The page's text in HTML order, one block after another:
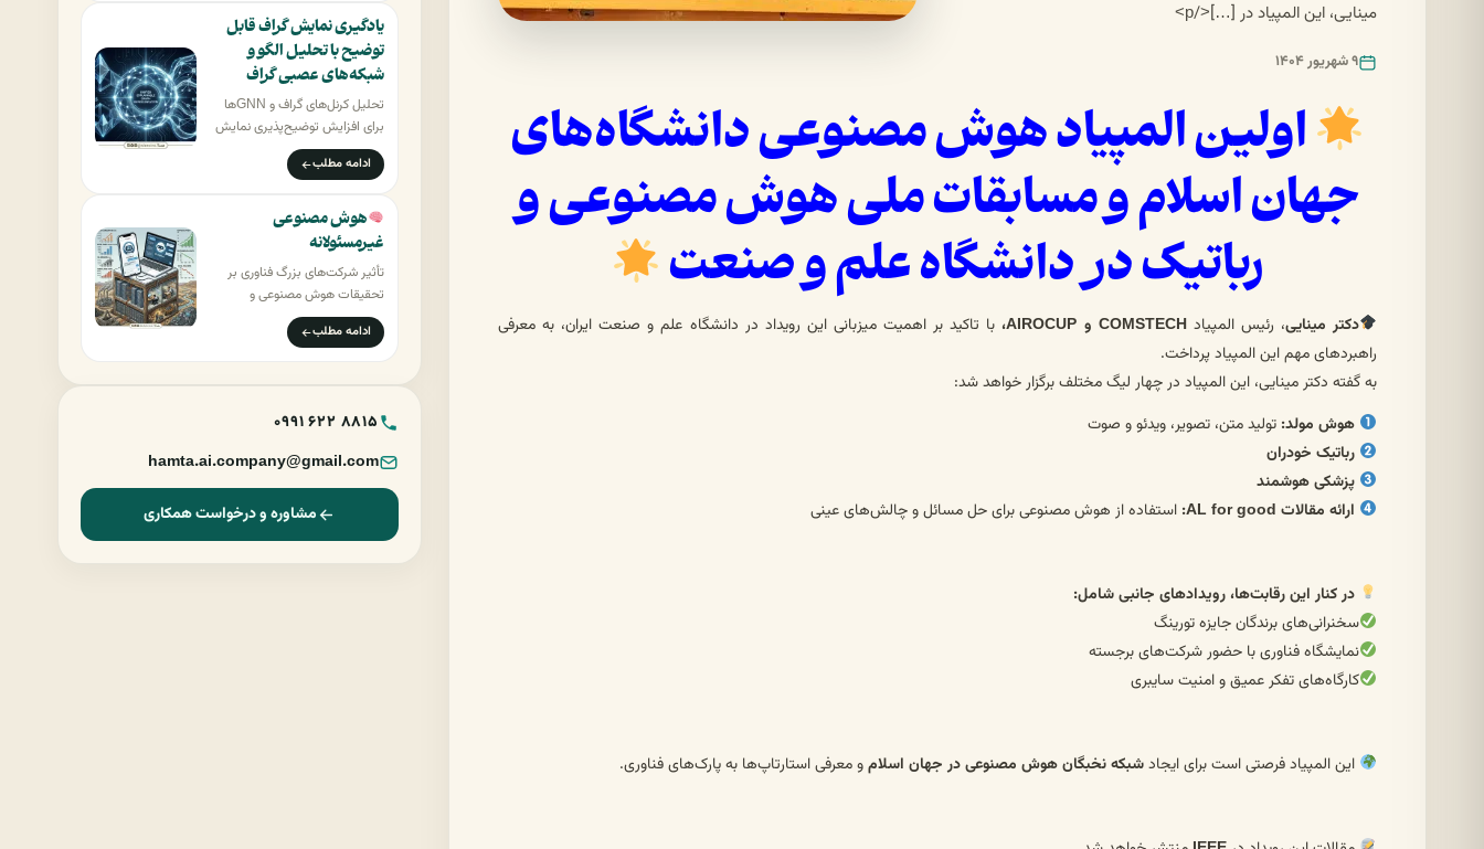
مینایی، این المپیاد در […]</p>
۹ شهریور ۱۴۰۴
اولین المپیاد هوش مصنوعی دانشگاه‌های
جهان اسلام و مسابقات ملی هوش مصنوعی و
رباتیک در دانشگاه علم و صنعت
دکتر مینایی، رئیس المپیادCOMSTECH و AIROCUP،
با تاکید بر اهمیت میزبانی این رویداد در دانشگاه علم و صنعت ایران، به معرفی
راهبردهای مهم این المپیاد پرداخت.
به گفته دکتر مینایی، این المپیاد در چهار لیگ مختلف برگزار خواهد شد:
هوش مولد: تولید متن، تصویر، ویدئو و صوت
رباتیک خودران
پزشکی هوشمند
ارائه مقالات AL for good:
استفاده از هوش مصنوعی برای حل مسائل و چالش‌های عینی
در کنار این رقابت‌ها، رویدادهای جانبی شامل:
سخنرانی‌های برندگان جایزه تورینگ
نمایشگاه فناوری با حضور شرکت‌های برجسته
کارگاه‌های تفکر عمیق و امنیت سایبری
این المپیاد فرصتی است برای ایجادشبکه نخبگان هوش مصنوعی در جهان اسلامو معرفی استارتاپ‌ها به پارک‌های فناوری.
یادگیری نمایش گراف قابل
توضیح با تحلیل الگو و
شبکه‌های عصبی گراف
تحلیل کرنل‌های گراف و GNNها
برای افزایش توضیح‌پذیری نمایش
گراف ۱. مقدمه یادگیری نمایش
گراف قابل…
ادامه مطلب
هوش مصنوعی
غیرمسئولانه
تأثیر شرکت‌های بزرگ فناوری بر
تحقیقات هوش مصنوعی و
پیامدهای مرتبط (الکس هرناندز-
گارسیا ، الکساندرا ولوخوا…
ادامه مطلب
0991 622 8815
hamta.ai.company@gmail.com
مشاوره و درخواست همکاری